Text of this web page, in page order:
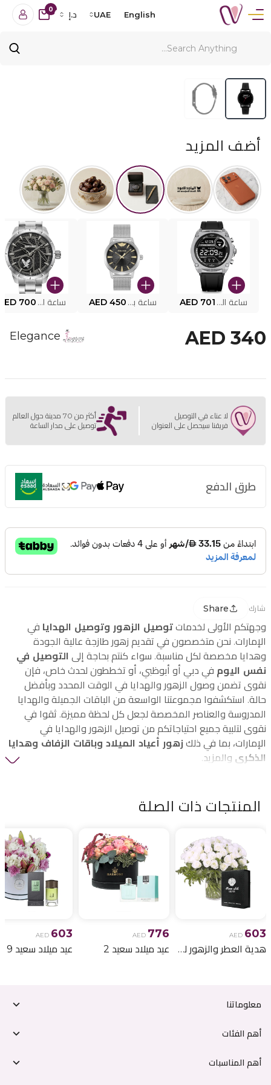
English
UAE د.إ
0
أضف المزيد
ساعة البوليس الذكية MY.AVATAR PEIUN0000101 AED 701 ساعة بوليس للرجال PEWJG0005002 AED 450 ساعة البوليس PEWJG2227302 700
AED 340
Elegance
لا عناء في التوصيل
فريقنا سيحصل على العنوان
أكثر من 70 مدينة حول العالم
توصيل على مدار الساعة
طرق الدفع
شارك Share
وجهتكم الأولى لخدمات توصيل الزهور وتوصيل الهدايا في
الإمارات. نحن متخصصون في تقديم زهور طازجة عالية الجودة
وهدايا مخصصة لكل مناسبة. سواء كنتم بحاجة إلى التوصيل في
نفس اليوم في دبي أو أبوظبي، أو تخططون لحدث خاص، فإن
نقوى تضمن وصول الزهور والهدايا في الوقت المحدد وبأفضل
حالة. استكشفوا مجموعتنا الواسعة من الباقات الجميلة والهدايا
المدروسة والعناصر المخصصة لجعل كل لحظة مميزة. ثقوا في
نقوى لتلبية جميع احتياجاتكم من توصيل الزهور والهدايا في
الإمارات، بما في ذلك زهور أعياد الميلاد وباقات الزفاف وهدايا
الذكرى والمزيد.
المنتجات ذات الصلة
AED 603
هدية العطر والزهور لعيد الميلاد 6
AED 776
عيد ميلاد سعيد 2
AED 603
عيد ميلاد سعيد 9
معلوماتنا
أهم الفئات
أهم المناسبات